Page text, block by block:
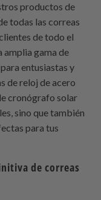
productos de
todas las correas
de todo el
amplia gama de
entusiastas y
de reloj de acero
cronógrafo solar
sino que también
para tus
de correas